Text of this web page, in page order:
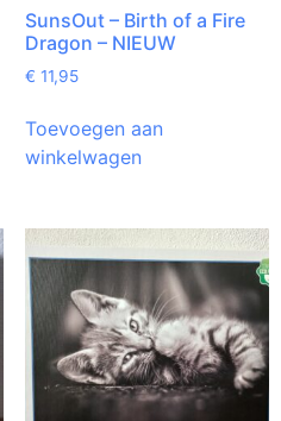
SunsOut – Birth of a Fire
Dragon – NIEUW
€ 11,95
Toevoegen aan
winkelwagen